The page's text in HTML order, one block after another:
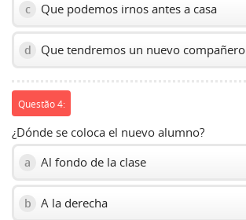
c Que podemos irnos antes a casa
d Que tendremos un nuevo compañero
Questão 4:
¿Dónde se coloca el nuevo alumno?
a Al fondo de la clase
b A la derecha